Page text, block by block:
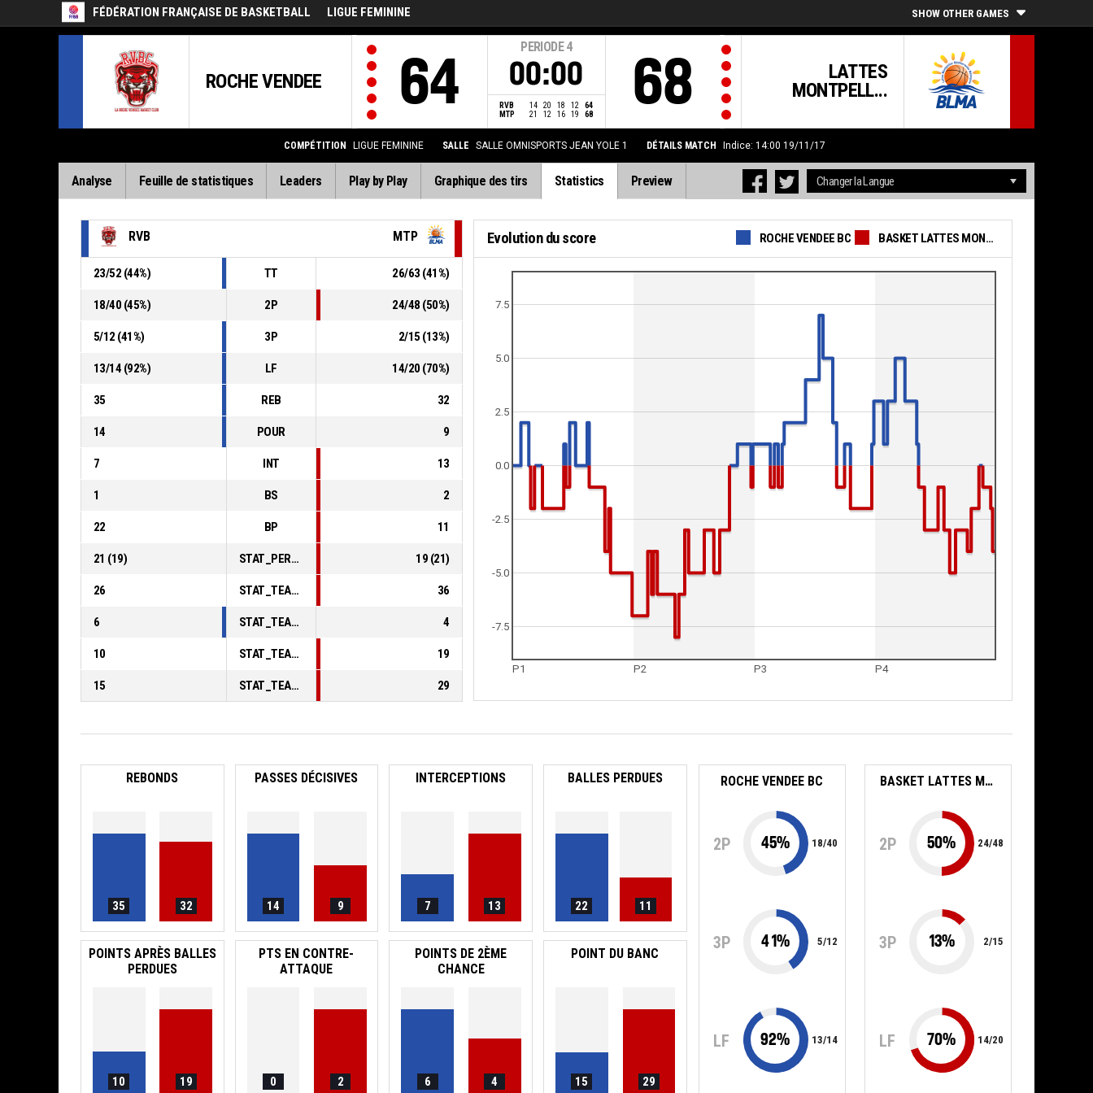
FÉDÉRATION FRANÇAISE DE BASKETBALL LIGUE FEMININE SHOW OTHER GAMES
ROCHE VENDEE 64
PERIODE 4
00:00
RVB 14 20 18 12
64
MTP
21 12 16 19 68
LATTES
MONTPELL...
68
COMPÉTITION LIGUE FEMININE SALLE SALLE OMNISPORTS JEAN YOLE 1 DÉTAILS MATCH Indice: 14:00 19/11/17
Analyse Feuille de statistiques Leaders Play by Play Graphique des tirs Statistics Preview
RVB MTP
23/52 (44%) TT 26/63 (41%)
18/40 (45%) 2P 24/48 (50%)
5/12 (41%) 3P 2/15 (13%)
13/14 (92%) LF 14/20 (70%)
35 REB 32
14 POUR 9
7 INT 13
1 BS 2
22 BP 11
21 (19) STAT_PERSONMATCH_BASKETBALL_sFoulsPersonal_ABBREV 19 (21)
26 STAT_TEAMMATCH_BASKETBALL_sPointsInThePaint_ABBREV 36
6 STAT_TEAMMATCH_BASKETBALL_sPointsSecondChance_ABBREV 4
10 STAT_TEAMMATCH_BASKETBALL_sPointsFromTurnovers_ABBREV 19
15 STAT_TEAMMATCH_BASKETBALL_sBenchPoints_ABBREV 29
Evolution du score ROCHE VENDEE BC BASKET LATTES MONTPELLIER AGGLOMERATION
P1 P2 P3 P4
-7.5
-5.0
-2.5
0.0
2.5
5.0
7.5
REBONDS
35 32
PASSES DÉCISIVES
14 9
INTERCEPTIONS
7 13
BALLES PERDUES
22 11
POINTS APRÈS BALLES
PERDUES
10 19
PTS EN CONTRE-
ATTAQUE
0 2
POINTS DE 2ÈME
CHANCE
6 4
POINT DU BANC
15 29
ROCHE VENDEE BC
2P 45% 18/40
3P 41% 5/12
LF 92% 13/14
BASKET LATTES MONTPELLIER AGGLOMERATION
2P 50% 24/48
3P 13% 2/15
LF 70% 14/20